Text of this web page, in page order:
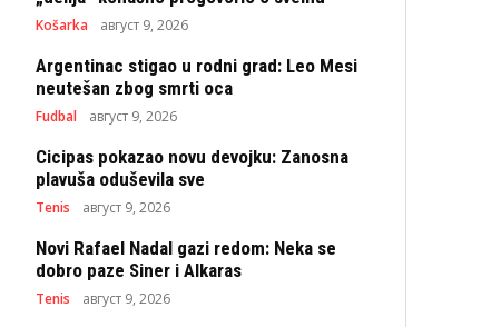
Košarka август 9, 2026
Argentinac stigao u rodni grad: Leo Mesi
neutešan zbog smrti oca
Fudbal август 9, 2026
Cicipas pokazao novu devojku: Zanosna
plavuša oduševila sve
Tenis август 9, 2026
Novi Rafael Nadal gazi redom: Neka se
dobro paze Siner i Alkaras
Tenis август 9, 2026